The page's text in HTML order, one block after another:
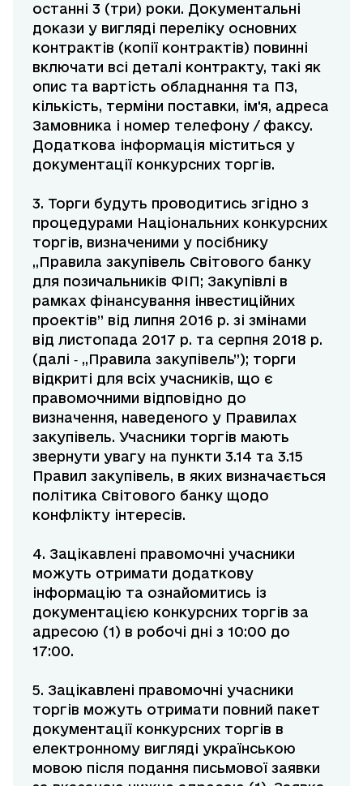
останні 3 (три) роки. Документальні
докази у вигляді переліку основних
контрактів (копії контрактів) повинні
включати всі деталі контракту, такі як
опис та вартість обладнання та ПЗ,
кількість, терміни поставки, ім'я, адреса
Замовника і номер телефону / факсу.
Додаткова інформація міститься у
документації конкурсних торгів.
3. Торги будуть проводитись згідно з
процедурами Національних конкурсних
торгів, визначеними у посібнику
„Правила закупівель Світового банку
для позичальників ФІП; Закупівлі в
рамках фінансування інвестиційних
проектів” від липня 2016 р. зі змінами
від листопада 2017 р. та серпня 2018 р.
(далі ‑ „Правила закупівель”); торги
відкриті для всіх учасників, що є
правомочними відповідно до
визначення, наведеного у Правилах
закупівель. Учасники торгів мають
звернути увагу на пункти 3.14 та 3.15
Правил закупівель, в яких визначається
політика Світового банку щодо
конфлікту інтересів.
4. Зацікавлені правомочні учасники
можуть отримати додаткову
інформацію та ознайомитись із
документацією конкурсних торгів за
адресою (1) в робочі дні з 10:00 до
17:00.
5. Зацікавлені правомочні учасники
торгів можуть отримати повний пакет
документації конкурсних торгів в
електронному вигляді українською
мовою після подання письмової заявки